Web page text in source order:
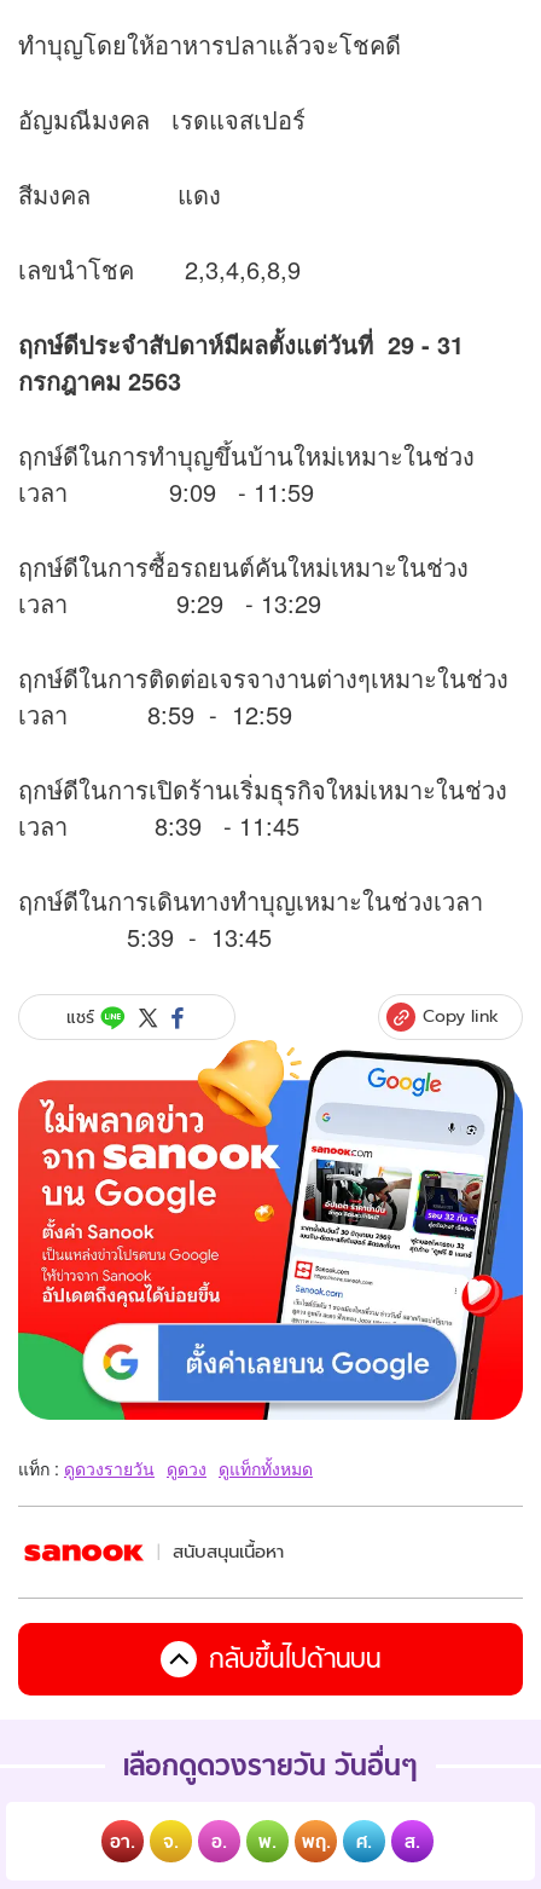
ทำบุญโดยให้อาหารปลาแล้วจะโชคดี
อัญมณีมงคล เรดแจสเปอร์
สีมงคล แดง
เลขนำโชค 2,3,4,6,8,9
ฤกษ์ดีประจำสัปดาห์มีผลตั้งแต่วันที่ 29 - 31
กรกฎาคม 2563
ฤกษ์ดีในการทำบุญขึ้นบ้านใหม่เหมาะในช่วง
เวลา 9:09 - 11:59
ฤกษ์ดีในการซื้อรถยนต์คันใหม่เหมาะในช่วง
เวลา 9:29 - 13:29
ฤกษ์ดีในการติดต่อเจรจางานต่างๆเหมาะในช่วง
เวลา 8:59 - 12:59
ฤกษ์ดีในการเปิดร้านเริ่มธุรกิจใหม่เหมาะในช่วง
เวลา 8:39 - 11:45
ฤกษ์ดีในการเดินทางทำบุญเหมาะในช่วงเวลา
5:39 - 13:45
แชร์ Copy link
แท็ก : ดูดวงรายวัน ดูดวง ดูแท็กทั้งหมด
สนับสนุนเนื้อหา
กลับขึ้นไปด้านบน
เลือกดูดวงรายวัน วันอื่นๆ
อา. จ. อ. พ. พฤ. ศ. ส.